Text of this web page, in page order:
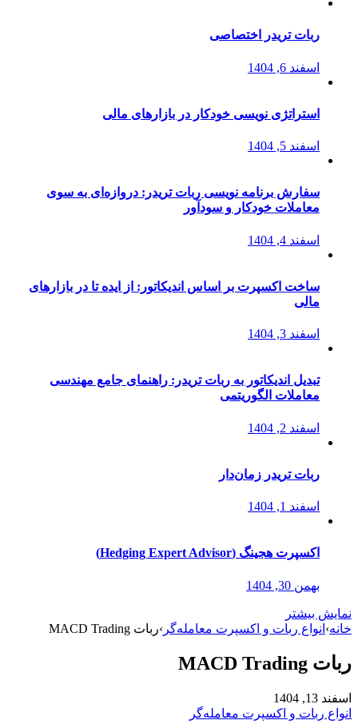
ربات تریدر اختصاصی
اسفند 6, 1404
استراتژی‌ نویسی خودکار در بازارهای مالی
اسفند 5, 1404
سفارش برنامه نویسی ربات تریدر: دروازه‌ای به سوی
معاملات خودکار و سودآور
اسفند 4, 1404
ساخت اکسپرت بر اساس اندیکاتور: از ایده تا در بازارهای
مالی
اسفند 3, 1404
تبدیل اندیکاتور به ربات تریدر: راهنمای جامع مهندسی
معاملات الگوریتمی
اسفند 2, 1404
ربات تریدر زمان‌دار
اسفند 1, 1404
اکسپرت هجینگ (Hedging Expert Advisor)
بهمن 30, 1404
نمایش بیشتر
خانه› انواع ربات و اکسپرت معامله‌گر ›ربات MACD Trading
ربات MACD Trading
اسفند 13, 1404
انواع ربات و اکسپرت معامله‌گر